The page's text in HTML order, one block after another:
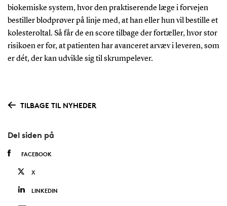
biokemiske system, hvor den praktiserende læge i forvejen
bestiller blodprøver på linje med, at han eller hun vil bestille et
kolesteroltal. Så får de en score tilbage der fortæller, hvor stor
risikoen er for, at patienten har avanceret arvæv i leveren, som
er dét, der kan udvikle sig til skrumpelever.
TILBAGE TIL NYHEDER
Del siden på
FACEBOOK
X
LINKEDIN